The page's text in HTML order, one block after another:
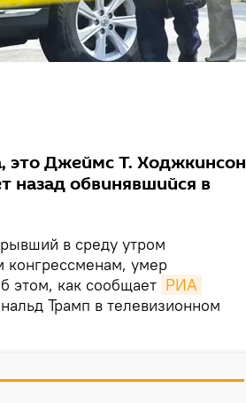
это Джеймс Т. Ходжкинсон
назад обвинявшийся в
в среду утром
конгрессменам, умер
этом, как сообщает РИА
Трамп в телевизионном